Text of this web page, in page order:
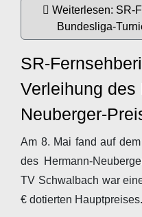
Weiterlesen: SR-
Bundesliga-
SR-
Verleihung des
Neuberger-
Am 8. Mai fand auf
des Hermann-
TV Schwalbach war
€ dotierten Hauptpreises.